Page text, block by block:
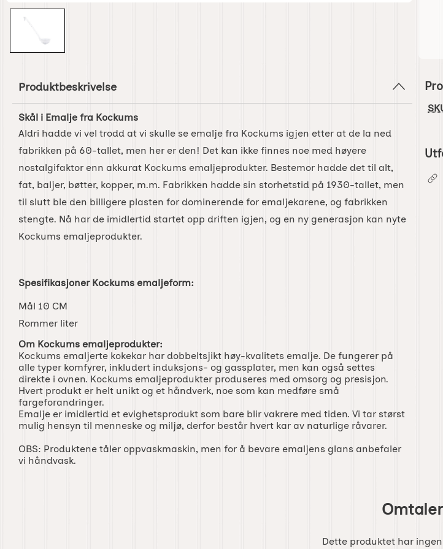
Produktbeskrivelse
Skål i Emalje fra Kockums
Aldri hadde vi vel trodd at vi skulle se emalje fra Kockums igjen etter at de la ned
fabrikken på 60-tallet, men her er den! Det kan ikke finnes noe med høyere
nostalgifaktor enn akkurat Kockums emaljeprodukter. Bestemor hadde det til alt,
fat, baljer, bøtter, kopper, m.m. Fabrikken hadde sin storhetstid på 1930-tallet, men
til slutt ble den billigere plasten for dominerende for emaljekarene, og fabrikken
stengte. Nå har de imidlertid startet opp driften igjen, og en ny generasjon kan nyte
Kockums emaljeprodukter.
Spesifikasjoner Kockums emaljeform:
Mål 10 CM
Rommer liter
Om Kockums emaljeprodukter:
Kockums emaljerte kokekar har dobbeltsjikt høy-kvalitets emalje. De fungerer på
alle typer komfyrer, inkludert induksjons- og gassplater, men kan også settes
direkte i ovnen. Kockums emaljeprodukter produseres med omsorg og presisjon.
Hvert produkt er helt unikt og et håndverk, noe som kan medføre små
fargeforandringer.
Emalje er imidlertid et evighetsprodukt som bare blir vakrere med tiden. Vi tar størst
mulig hensyn til menneske og miljø, derfor består hvert kar av naturlige råvarer.
OBS: Produktene tåler oppvaskmaskin, men for å bevare emaljens glans anbefaler
vi håndvask.
Omtaler
Dette produktet har